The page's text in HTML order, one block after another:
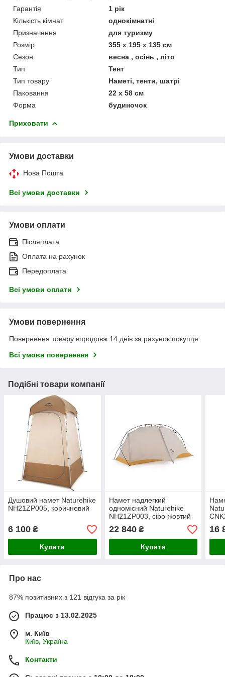
Гарантія
1 рік
Кількість кімнат
однокімнатні
Призначення
для туризму
Розмір
355 х 195 х 135 см
Сезон
весна , осінь , літо
Тип
Тент
Тип товару
Наметі, тенти, шатрі
Паковання
22 х 58 см
Форма
будиночок
Приховати
Умови доставки
Нова Пошта
Всі умови доставки
Умови оплати
Післяплата
Оплата на рахунок
Передоплата
Всі умови оплати
Умови повернення
Повернення товару впродовж 14 днів за рахунок покупця
Всі умови повернення
Подібні товари компанії
Душовий намет Naturehike
NH21ZP005, коричневий
6 100 ₴
Купити
Намет надлегкий
одномісний Naturehike
NH21ZP003, сіро-жовтий
22 840₴
Купити
16
Про нас
87% позитивних з 121 відгука за рік
Працює з 13.02.2025
м. Київ
Київ, Україна
Контакти